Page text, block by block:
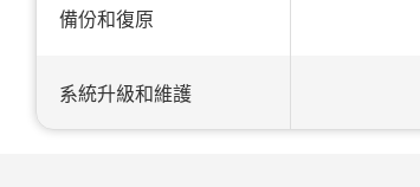
備份和復原
系統升級和維護